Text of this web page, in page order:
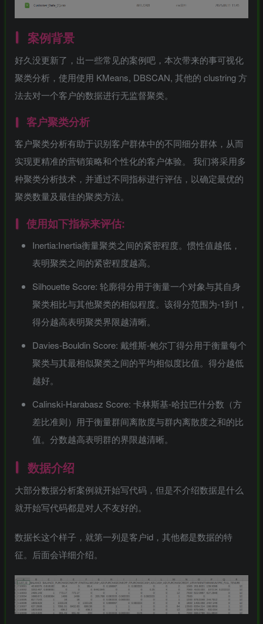
widgets-
雅马
檀木黑
三角钢
琴
指乎
破壁机家用低
1.75L大容量
多功能豆浆料
理榨汁机新款
￥299
￥0.00
鹿头
团购中
学习管理神器
￥299
￥1.00
小打
光原木色W系
列顶配旗舰款
欧洲古典风格
￥ 38700
￥1.00
案例背景
好久没更新了，出一些常见的案例吧，本次带来的事可视化
聚类分析，使用使用 KMeans, DBSCAN, 其他的 clustring 方
法去对一个客户的数据进行无监督聚类。
客户聚类分析
客户聚类分析有助于识别客户群体中的不同细分群体，从而
实现更精准的营销策略和个性化的客户体验。 我们将采用多
种聚类分析技术，并通过不同指标进行评估，以确定最优的
聚类数量及最佳的聚类方法。
使用如下指标来评估:
Inertia:Inertia衡量聚类之间的紧密程度。惯性值越低，
表明聚类之间的紧密程度越高。
Silhouette Score: 轮廓得分用于衡量一个对象与其自身
聚类相比与其他聚类的相似程度。该得分范围为-1到1，
得分越高表明聚类界限越清晰。
Davies-Bouldin Score: 戴维斯-鲍尔丁得分用于衡量每个
聚类与其最相似聚类之间的平均相似度比值。得分越低
越好。
Calinski-Harabasz Score: 卡林斯基-哈拉巴什分数（方
差比准则）用于衡量群间离散度与群内离散度之和的比
值。分数越高表明群的界限越清晰。
数据介绍
大部分数据分析案例就开始写代码，但是不介绍数据是什么
就开始写代码都是对人不友好的。
数据长这个样子，就第一列是客户id，其他都是数据的特
征。后面会详细介绍。